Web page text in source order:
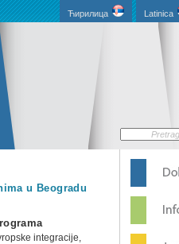
Latinica
Ћирилица
u Beogradu
integracije,